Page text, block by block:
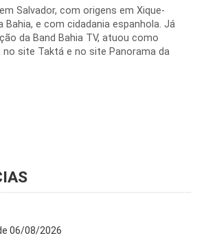
Salvador, com origens em Xique-
Bahia, e com cidadania espanhola. Já
da Band Bahia TV, atuou como
site Taktá e no site Panorama da
06/08/2026